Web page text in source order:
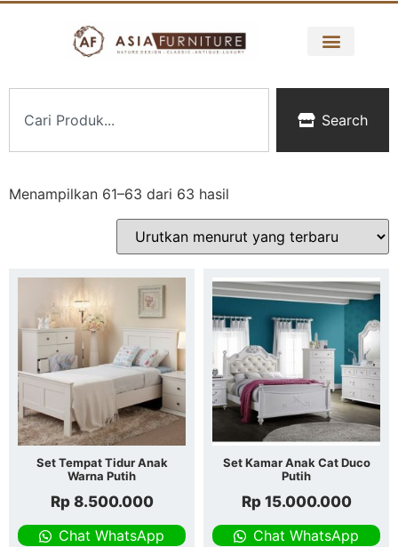
Search
Menampilkan 61–63 dari 63 hasil
Set Tempat Tidur Anak
Warna Putih
Rp8.500.000
Chat WhatsApp
Set Kamar Anak Cat Duco
Putih
Rp15.000.000
Chat WhatsApp